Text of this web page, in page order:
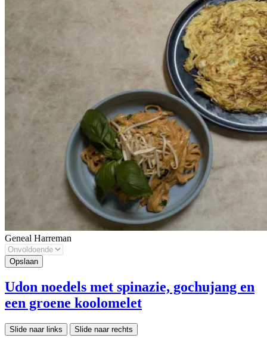
Geneal Harreman
Udon noedels met spinazie, gochujang en
een groene koolomelet
Slide naar links Slide naar rechts